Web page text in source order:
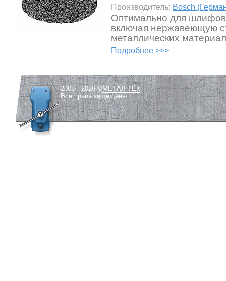
Производитель: Bosch
Оптимально для
включая нержавеющую
металлических
Подробнее >>>
2005—2026 ©МЕТАЛ-ТЕК
Все права защищены